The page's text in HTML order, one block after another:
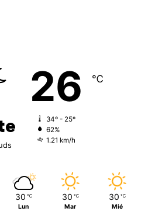
26 ℃
34º - 25º
62%
1.21 km/h
30 ℃
Lun
30 ℃
Mar
30 ℃
Mié